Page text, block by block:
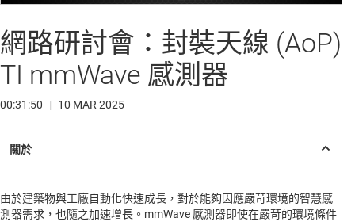
Video
網路研討會：封裝天線 (AoP)
TI mmWave 感測器
00:31:50 | 10 MAR 2025
由於建築物與工廠自動化快速成長，對於能夠因應嚴苛環境的智慧感
測器需求，也隨之加速增長。mmWave 感測器即使在嚴苛的環境條件